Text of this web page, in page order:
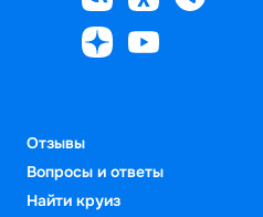
Отзывы
Вопросы и ответы
Найти круиз